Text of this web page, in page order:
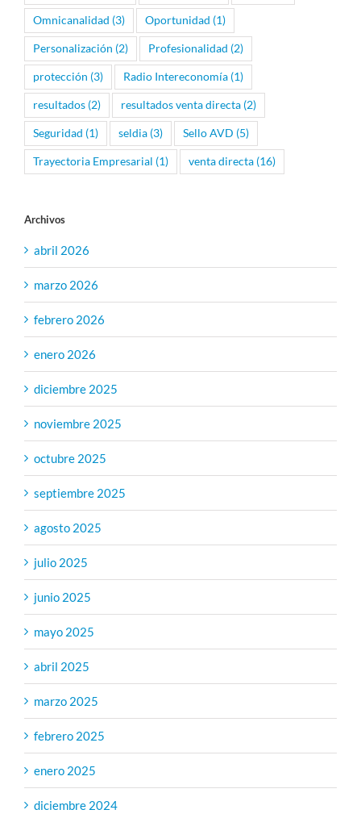
Omnicanalidad (3) Oportunidad (1)
Personalización (2) Profesionalidad (2)
protección (3) Radio Intereconomía (1)
resultados (2) resultados venta directa (2)
Seguridad (1) seldia (3) Sello AVD (5)
Trayectoria Empresarial (1) venta directa (16)
Archivos
abril 2026
marzo 2026
febrero 2026
enero 2026
diciembre 2025
noviembre 2025
octubre 2025
septiembre 2025
agosto 2025
julio 2025
junio 2025
mayo 2025
abril 2025
marzo 2025
febrero 2025
enero 2025
diciembre 2024